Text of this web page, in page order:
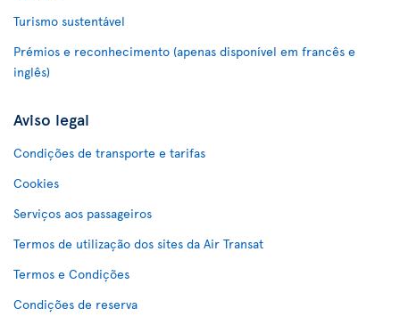
Turismo sustentável
Prémios e reconhecimento (apenas disponível em francês e
inglês)
Aviso legal
Condições de transporte e tarifas
Cookies
Serviços aos passageiros
Termos de utilização dos sites da Air Transat
Termos e Condições
Condições de reserva